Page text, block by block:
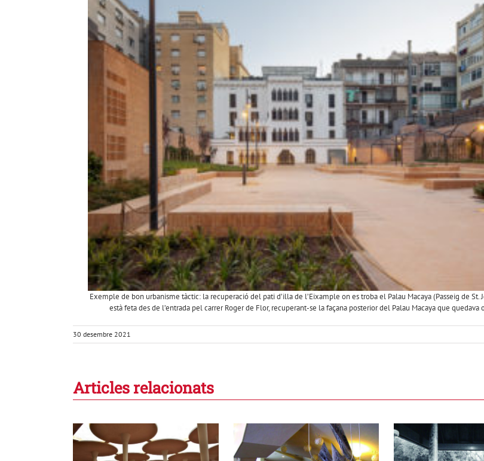
Exemple de bon urbanisme tàctic: la recuperació del pati d’illa de l’Eixample on es troba el Palau Macaya (Passeig de St.
està feta des de l’entrada pel carrer Roger de Flor, recuperant-se la façana posterior del Palau Macaya que quedava
30 desembre 2021
Articles relacionats
COS, MEMÒRIA I
COS, MEMÒRIA I